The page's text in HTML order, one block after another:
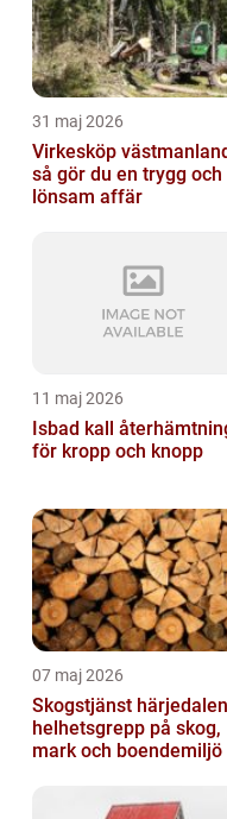
31 maj 2026
Virkesköp
så gör du en trygg och
lönsam affär
11 maj 2026
Isbad kall återhämtning
för kropp och knopp
07 maj 2026
Skogstjänst härjedalen
helhetsgrepp på skog,
mark och boendemiljö